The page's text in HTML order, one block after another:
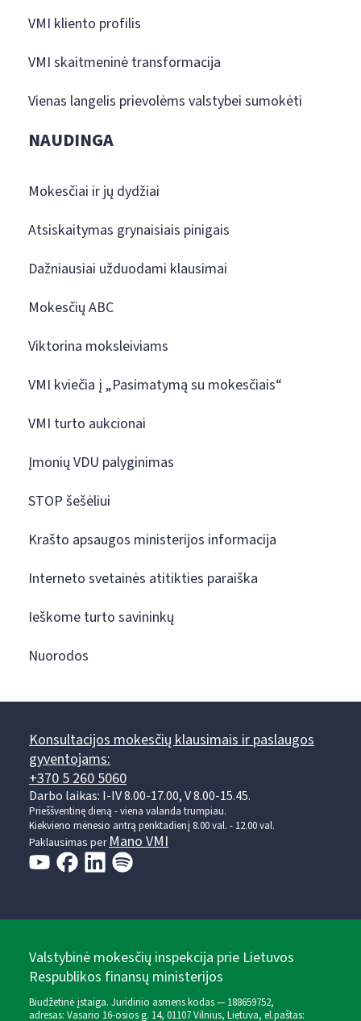
VMI kliento profilis
VMI skaitmeninė transformacija
Vienas langelis prievolėms valstybei sumokėti
NAUDINGA
Mokesčiai ir jų dydžiai
Atsiskaitymas grynaisiais pinigais
Dažniausiai užduodami klausimai
Mokesčių ABC
Viktorina moksleiviams
VMI kviečia į „Pasimatymą su mokesčiais“
VMI turto aukcionai
Įmonių VDU palyginimas
STOP šešėliui
Krašto apsaugos ministerijos informacija
Interneto svetainės atitikties paraiška
Ieškome turto savininkų
Nuorodos
Konsultacijos mokesčių klausimais ir paslaugos
gyventojams:
+370 5 260 5060
Darbo laikas: I-IV 8.00-17.00, V 8.00-15.45.
Prieššventinę dieną - viena valanda trumpiau.
Kiekvieno mėnesio antrą penktadienį 8.00 val. - 12.00 val.
Paklausimas perMano VMI
Valstybinė mokesčių inspekcija prie Lietuvos
Respublikos finansų ministerijos
Biudžetinė įstaiga. Juridinio asmens kodas — 188659752,
adresas: Vasario 16-osios g. 14, 01107 Vilnius, Lietuva, el.paštas: